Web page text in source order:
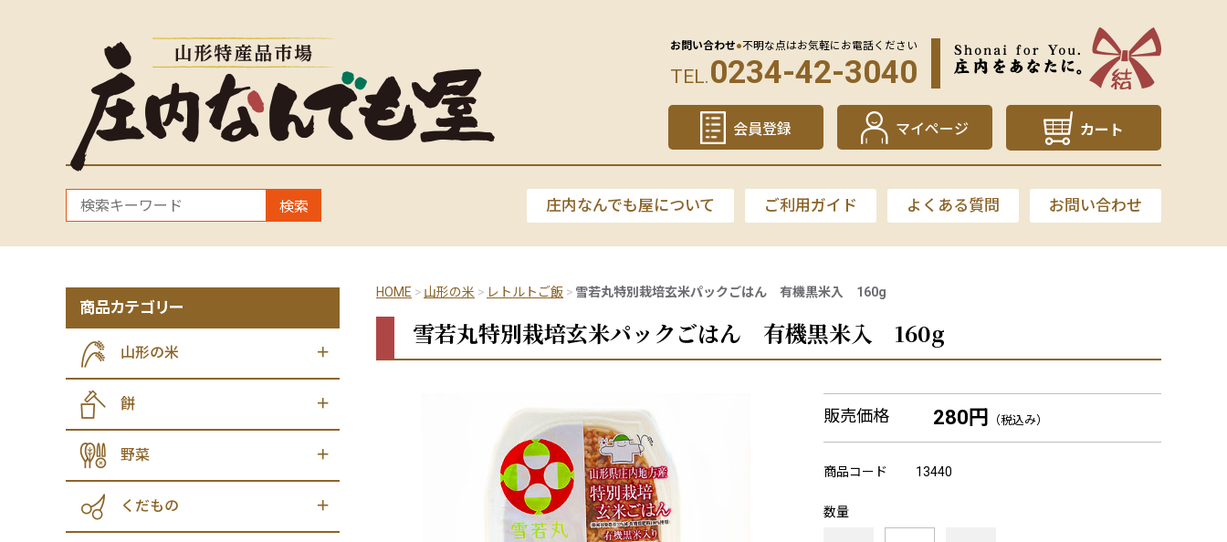
お問い合わせ●不明な点はお気軽にお電話ください
TEL.0234-42-3040
会員登録 マイページ カート
検索 庄内なんでも屋について ご利用ガイド よくある質問 お問い合わせ
HOME 山形の米 レトルトご飯 雪若丸特別栽培玄米パックごはん 有機黒米入 160g
雪若丸特別栽培玄米パックごはん 有機黒米入 160g
販売価格 280円 （税込み）
商品コード 13440
数量
商品カテゴリー
山形の米
餅
野菜
くだもの